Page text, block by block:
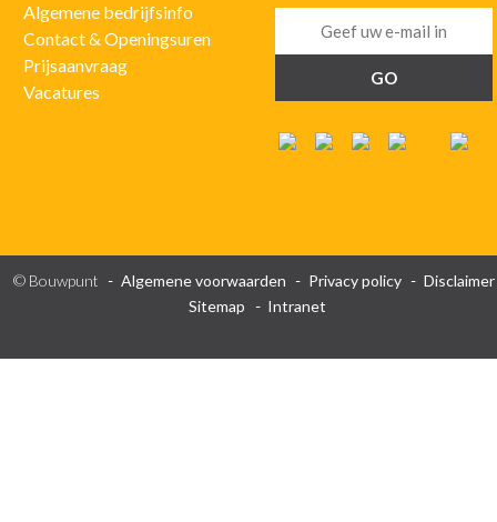
Algemene bedrijfsinfo
Contact & Openingsuren
Prijsaanvraag
Vacatures
© Bouwpunt Algemene voorwaarden Privacy policy
Disclaimer
Sitemap
Intranet